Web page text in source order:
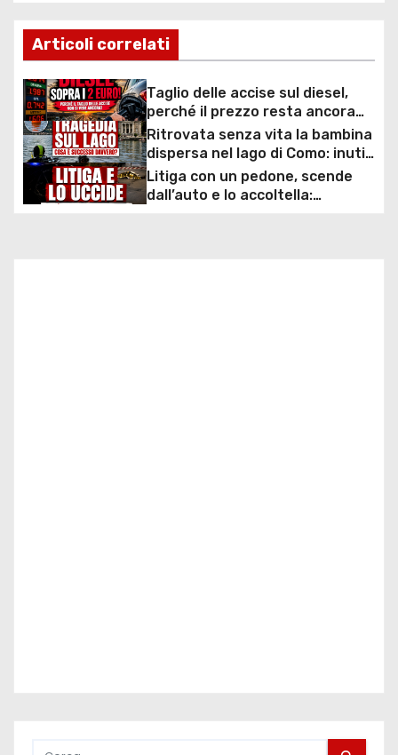
i
g
a
z
i
Articoli correlati
Taglio delle accise sul diesel,
perché il prezzo resta ancora
sopra i 2 euro nonostante lo
sconto deciso dal Governo
Ritrovata senza vita la bambina
dispersa nel lago di Como: inutili
ore di ricerche dei
sommozzatori
Litiga con un pedone, scende
dall’auto e lo accoltella: